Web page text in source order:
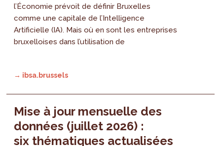
l’Économie prévoit de définir Bruxelles
comme une capitale de l’Intelligence
Artificielle (IA). Mais où en sont les entreprises
bruxelloises dans l’utilisation de
→ ibsa.brussels
Mise à jour mensuelle des
données (juillet 2026) :
six thématiques actualisées